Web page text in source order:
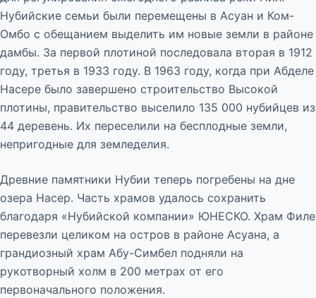
Нубийские семьи были перемещены в Асуан и Ком-
Омбо с обещанием выделить им новые земли в районе
дамбы. За первой плотиной последовала вторая в 1912
году, третья в 1933 году. В 1963 году, когда при Абделе
Насере было завершено строительство Высокой
плотины, правительство выселило 135 000 нубийцев из
44 деревень. Их переселили на бесплодные земли,
непригодные для земледелия.
Древние памятники Нубии теперь погребены на дне
озера Насер. Часть храмов удалось сохранить
благодаря «Нубийской компании» ЮНЕСКО. Храм Филе
перевезли целиком на остров в районе Асуана, а
грандиозный храм Абу-Симбел подняли на
рукотворный холм в 200 метрах от его
первоначального положения.